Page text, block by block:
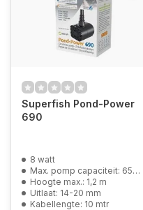
Superfish Pond-Power
690
8 watt
Max. pomp capaciteit: 650 l/u
Hoogte max.: 1,2 m
Uitlaat: 14-20 mm
Kabellengte: 10 mtr